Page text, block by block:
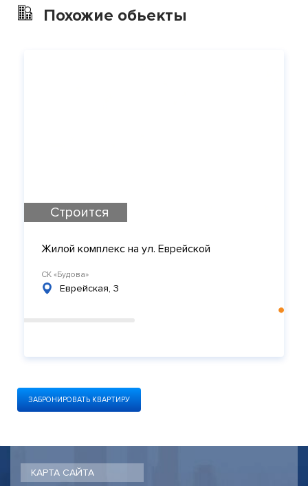
ЗАБРОНИРОВАТЬ КВАРТИРУ
Похожие обьекты
Строится
Жилой комплекс на ул. Еврейской
СК «Будова»
Еврейская, 3
КАРТА САЙТА